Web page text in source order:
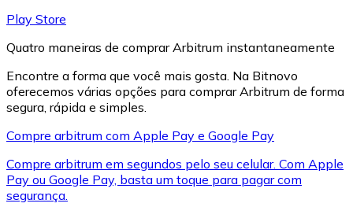
XRP
XRP
Play Store
Quatro maneiras de comprar Arbitrum instantaneamente
Encontre a forma que você mais gosta. Na Bitnovo
oferecemos várias opções para comprar Arbitrum de forma
segura, rápida e simples.
Compre arbitrum com Apple Pay e Google Pay
Compre arbitrum em segundos pelo seu celular. Com Apple
Pay ou Google Pay, basta um toque para pagar com
segurança.